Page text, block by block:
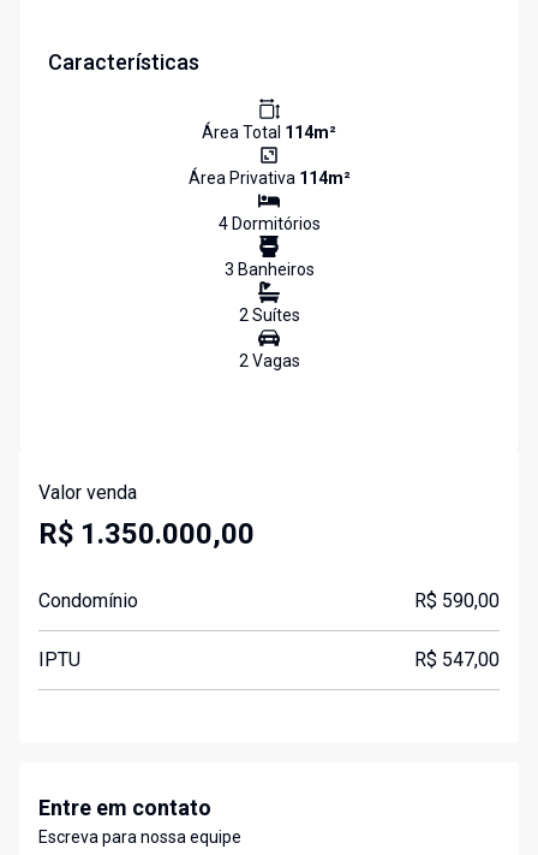
Características
Área Total 114m²
Área Privativa 114m²
4Dormitórios
3 Banheiros
2Suítes
2Vagas
Valor venda
R$ 1.350.000,00
Condomínio R$ 590,00
IPTU R$ 547,00
Entre em contato
Escreva para nossa equipe